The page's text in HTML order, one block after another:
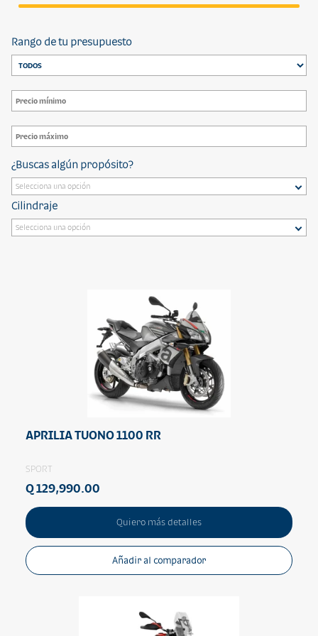
Rango de tu presupuesto
¿Buscas algún propósito?
Cilindraje
APRILIA TUONO 1100 RR
SPORT
Q 129,990.00
Quiero más detalles
Añadir al comparador